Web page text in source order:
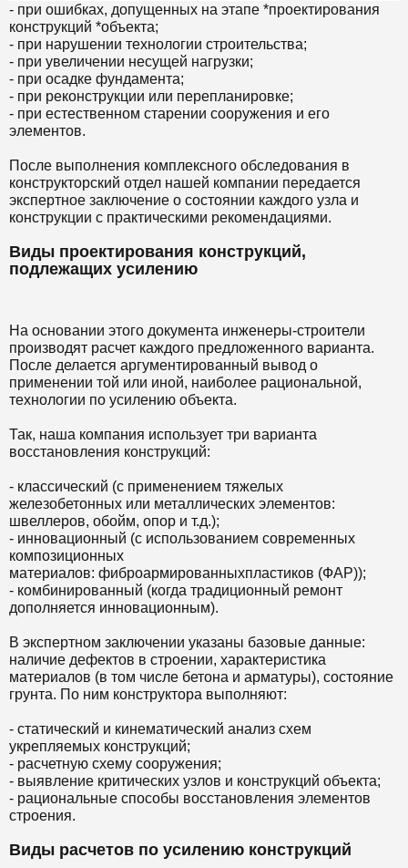
- при ошибках, допущенных на этапе *проектирования
конструкций *объекта;
- при нарушении технологии строительства;
- при увеличении несущей нагрузки;
- при осадке фундамента;
- при реконструкции или перепланировке;
- при естественном старении сооружения и его
элементов.
После выполнения комплексного обследования в
конструкторский отдел нашей компании передается
экспертное заключение о состоянии каждого узла и
конструкции с практическими рекомендациями.
Виды проектирования конструкций,
подлежащих усилению
На основании этого документа инженеры-строители
производят расчет каждого предложенного варианта.
После делается аргументированный вывод о
применении той или иной, наиболее рациональной,
технологии по усилению объекта.
Так, наша компания использует три варианта
восстановления конструкций:
- классический (с применением тяжелых
железобетонных или металлических элементов:
швеллеров, обойм, опор и т.д.);
- инновационный (с использованием современных
композиционных
материалов: фиброармированныхпластиков (ФАР));
- комбинированный (когда традиционный ремонт
дополняется инновационным).
В экспертном заключении указаны базовые данные:
наличие дефектов в строении, характеристика
материалов (в том числе бетона и арматуры), состояние
грунта. По ним конструктора выполняют:
- статический и кинематический анализ схем
укрепляемых конструкций;
- расчетную схему сооружения;
- выявление критических узлов и конструкций объекта;
- рациональные способы восстановления элементов
строения.
Виды расчетов по усилению конструкций